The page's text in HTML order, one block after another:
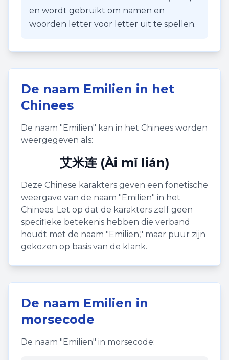
en wordt gebruikt om namen en
woorden letter voor letter uit te spellen.
De naam Emilien in het
Chinees
De naam "Emilien" kan in het Chinees worden
weergegeven als:
艾米连 (Ài mǐ lián)
Deze Chinese karakters geven een fonetische
weergave van de naam "Emilien" in het
Chinees. Let op dat de karakters zelf geen
specifieke betekenis hebben die verband
houdt met de naam "Emilien," maar puur zijn
gekozen op basis van de klank.
De naam Emilien in
morsecode
De naam "Emilien" in morsecode: